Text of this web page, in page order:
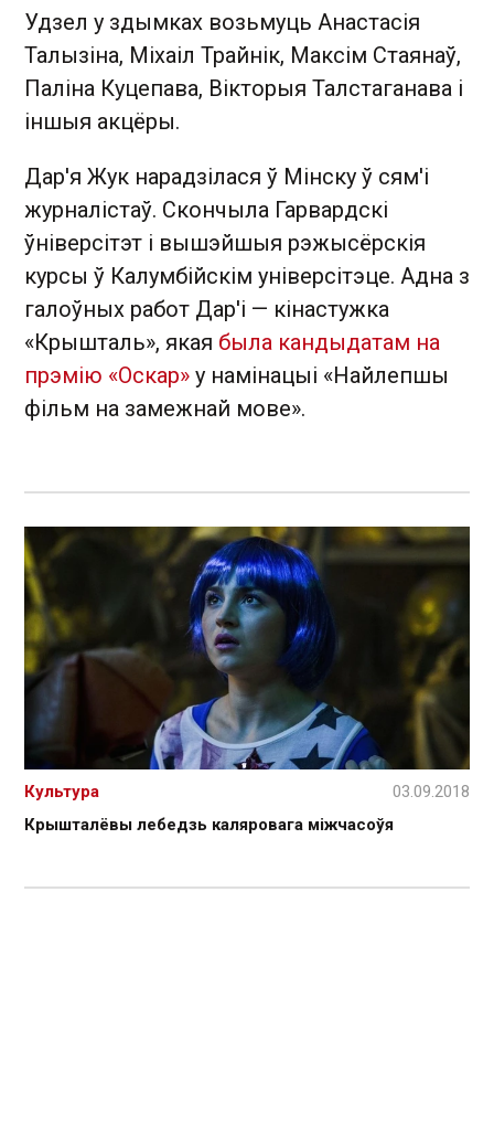
Удзел у здымках возьмуць Анастасія
Талызіна, Міхаіл Трайнік, Максім Стаянаў,
Паліна Куцепава, Вікторыя Талстаганава і
іншыя акцёры.
Дар'я Жук нарадзілася ў Мінску ў сям'і
журналістаў. Скончыла Гарвардскі
ўніверсітэт і вышэйшыя рэжысёрскія
курсы ў Калумбійскім універсітэце. Адна з
галоўных работ Дар'і — кінастужка
«Крышталь», якая была кандыдатам на
прэмію «Оскар» у намінацыі «Найлепшы
фільм на замежнай мове».
Крышталёвы лебедзь каляровага міжчасоўя
Культура 03.09.2018